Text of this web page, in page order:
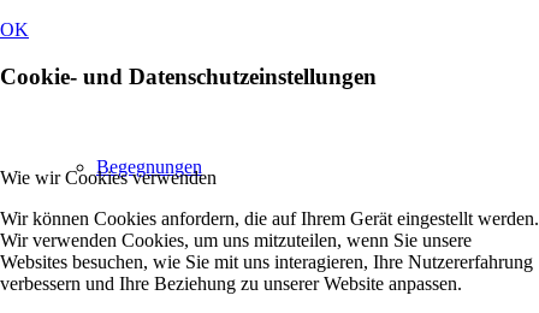
Begegnungen
OK
Cookie- und Datenschutzeinstellungen
Wie wir Cookies verwenden
Wir können Cookies anfordern, die auf Ihrem Gerät eingestellt werden.
Wir verwenden Cookies, um uns mitzuteilen, wenn Sie unsere
Websites besuchen, wie Sie mit uns interagieren, Ihre Nutzererfahrung
verbessern und Ihre Beziehung zu unserer Website anpassen.